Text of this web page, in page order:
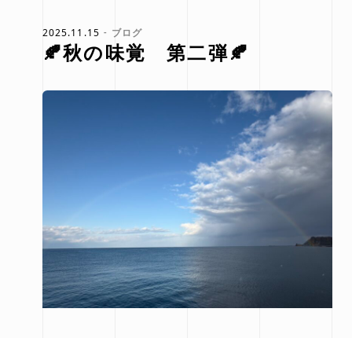
2025.11.15 ブログ
🍂秋の味覚 第二弾🍂
規格住宅
市
北見
市
その他
の地域
イベ
ント
情報
会社概要